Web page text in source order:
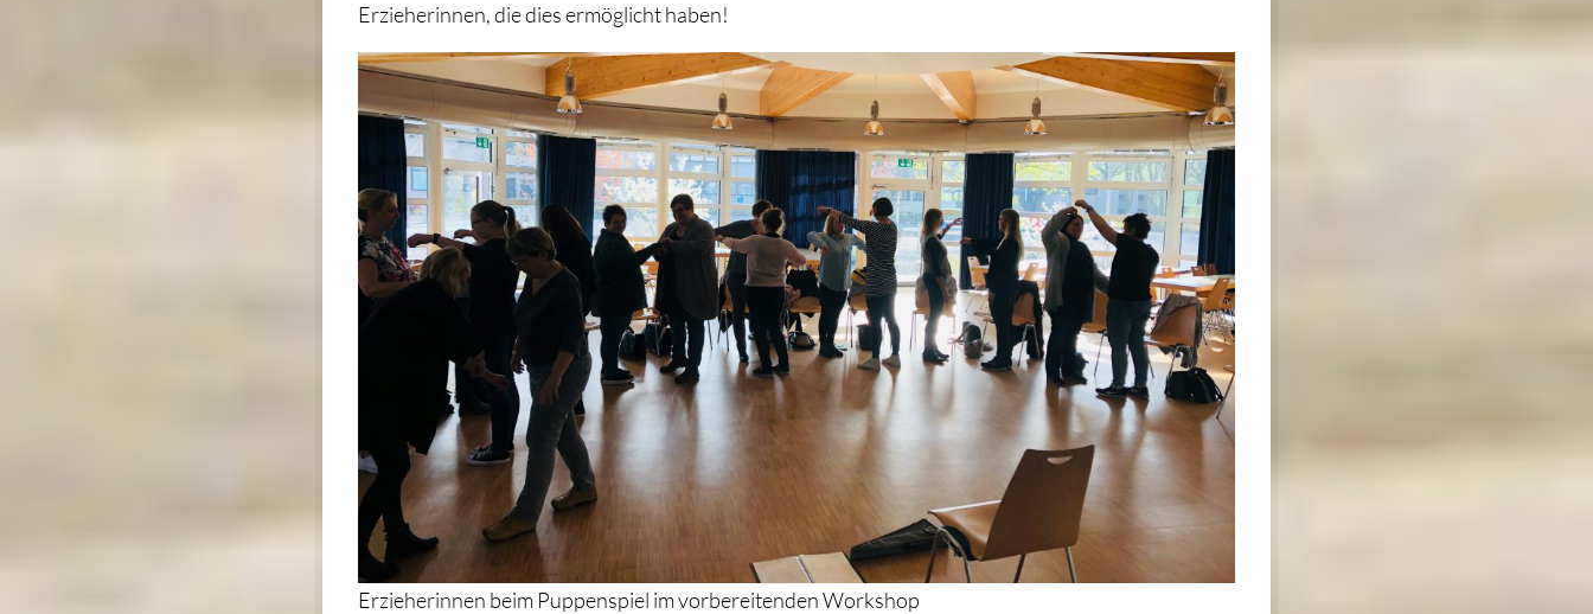
Erzieherinnen, die dies ermöglicht haben!
Erzieherinnen beim Puppenspiel im vorbereitenden Workshop